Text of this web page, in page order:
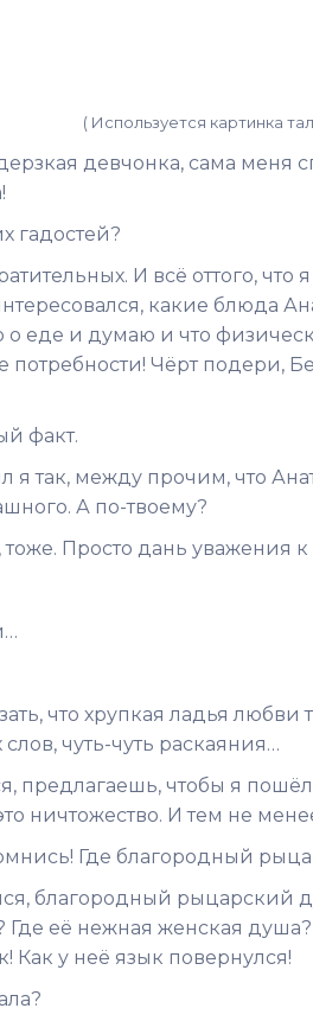
( Используется картинка
девчонка, сама меня
гадостей?
И всё оттого,
какие блюда
о еде и думаю и что
потребности! Чёрт подери,
факт.
я так, между прочим, что
А по-твоему?
Просто дань уважения
что хрупкая ладья
чуть-чуть раскаяния…
предлагаешь, чтобы я
ничтожество. И тем не
Где благородный
благородный рыцарский
её нежная женская душа?
Как у неё язык повернулся!